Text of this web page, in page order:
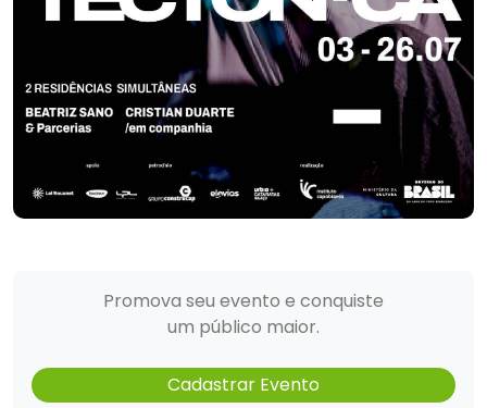
Promova seu evento e conquiste
um público maior.
Cadastrar Evento